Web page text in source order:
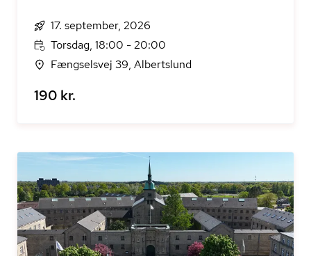
17. september, 2026
Torsdag, 18:00 - 20:00
Fængselsvej 39, Albertslund
190 kr.